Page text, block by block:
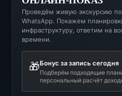
Проведём живую экскурсию
WhatsApp. Покажем
инфраструктуру, ответим на
времени.
🎁Бонус за запись сегодня
Подберём подходящие
персональный расчёт